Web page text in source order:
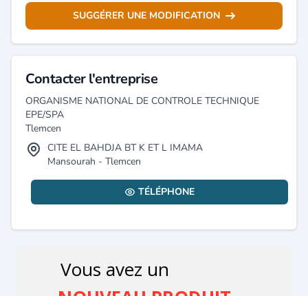
SUGGÉRER UNE MODIFICATION
Contacter l'entreprise
ORGANISME NATIONAL DE CONTROLE TECHNIQUE
EPE/SPA
Tlemcen
CITE EL BAHDJA BT K ET L IMAMA
Mansourah - Tlemcen
TÉLÉPHONE